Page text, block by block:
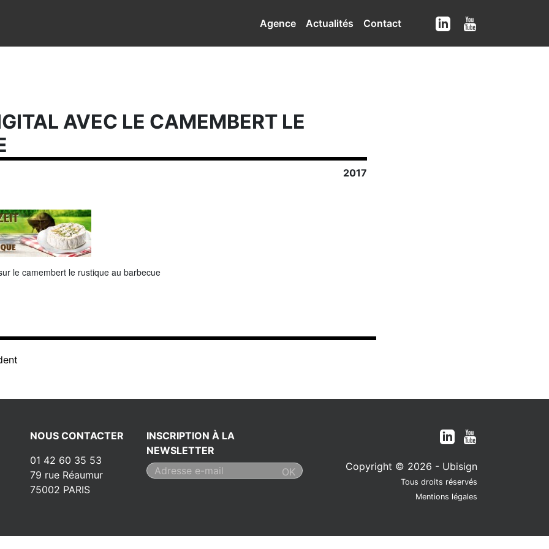
Agence Actualités Contact
AVEC LE CAMEMBERT LE
2017
le camembert le rustique au barbecue
NOUS CONTACTER
01 42 60 35 53
79 rue Réaumur
75002 PARIS
INSCRIPTION À LA
NEWSLETTER
Copyright © 2026 - Ubisign
Tous droits réservés
Mentions légales